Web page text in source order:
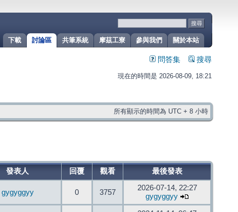
關於本站
參與我們
摩茲工寮
共筆系統
討論區
下載
問答集 搜尋
現在的時間是 2026-08-09, 18:21
所有顯示的時間為 UTC + 8 小時
發表人 回覆 觀看 最後發表
gygyggyy 0 3757
2026-07-14, 22:27
gygyggyy